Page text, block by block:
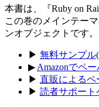
本書は、『Ruby on
この巻のメインテー
ンオブジェクトです。
▶ 無料サンプル
▶ Amazonでペ
▶ 直販によるペ
▶ 読者サポート